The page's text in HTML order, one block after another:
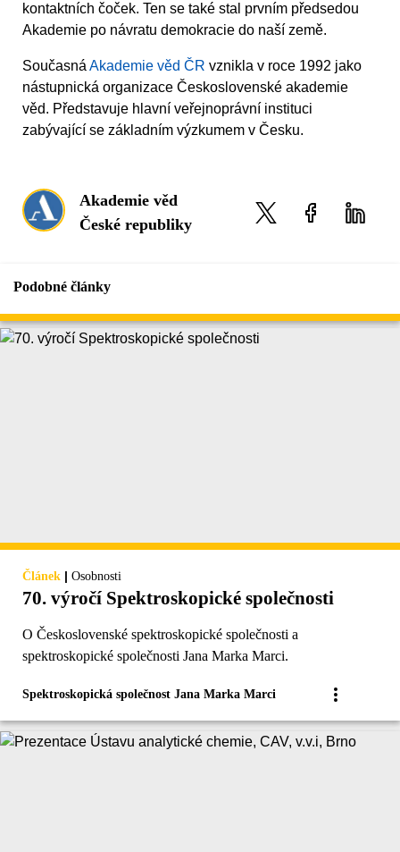
kontaktních čoček. Ten se také stal prvním předsedou
Akademie po návratu demokracie do naší země.
Současná Akademie věd ČR vznikla v roce 1992 jako
nástupnická organizace Československé akademie
věd. Představuje hlavní veřejnoprávní instituci
zabývající se základním výzkumem v Česku.
Akademie věd
České republiky
Podobné články
Článek | Osobnosti
70. výročí Spektroskopické společnosti
O Československé spektroskopické společnosti a
spektroskopické společnosti Jana Marka Marci.
Spektroskopická společnost Jana Marka Marci